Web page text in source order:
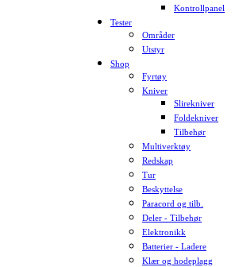
Kontrollpanel
Tester
Områder
Utstyr
Shop
Fyrtøy
Kniver
Slirekniver
Foldekniver
Tilbehør
Multiverktøy
Redskap
Tur
Beskyttelse
Paracord og tilb.
Deler - Tilbehør
Elektronikk
Batterier - Ladere
Klær og hodeplagg